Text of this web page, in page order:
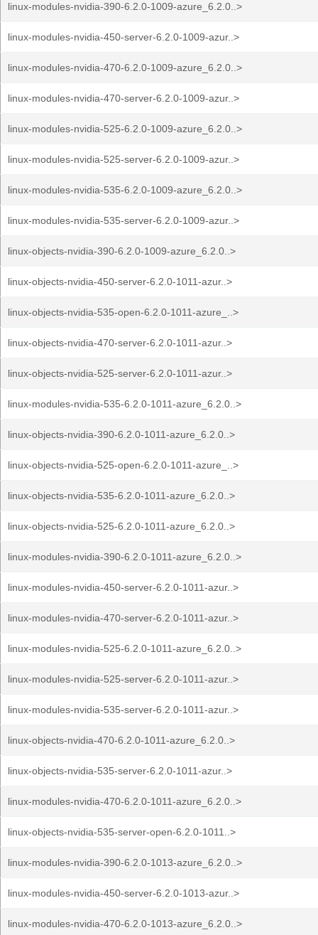
linux-modules-nvidia-390-6.2.0-1009-azure_6.2.0..>
linux-modules-nvidia-450-server-6.2.0-1009-azur..>
linux-modules-nvidia-470-6.2.0-1009-azure_6.2.0..>
linux-modules-nvidia-470-server-6.2.0-1009-azur..>
linux-modules-nvidia-525-6.2.0-1009-azure_6.2.0..>
linux-modules-nvidia-525-server-6.2.0-1009-azur..>
linux-modules-nvidia-535-6.2.0-1009-azure_6.2.0..>
linux-modules-nvidia-535-server-6.2.0-1009-azur..>
linux-objects-nvidia-390-6.2.0-1009-azure_6.2.0..>
linux-objects-nvidia-450-server-6.2.0-1011-azur..>
linux-objects-nvidia-535-open-6.2.0-1011-azure_..>
linux-objects-nvidia-470-server-6.2.0-1011-azur..>
linux-objects-nvidia-525-server-6.2.0-1011-azur..>
linux-modules-nvidia-535-6.2.0-1011-azure_6.2.0..>
linux-objects-nvidia-390-6.2.0-1011-azure_6.2.0..>
linux-objects-nvidia-525-open-6.2.0-1011-azure_..>
linux-objects-nvidia-535-6.2.0-1011-azure_6.2.0..>
linux-objects-nvidia-525-6.2.0-1011-azure_6.2.0..>
linux-modules-nvidia-390-6.2.0-1011-azure_6.2.0..>
linux-modules-nvidia-450-server-6.2.0-1011-azur..>
linux-modules-nvidia-470-server-6.2.0-1011-azur..>
linux-modules-nvidia-525-6.2.0-1011-azure_6.2.0..>
linux-modules-nvidia-525-server-6.2.0-1011-azur..>
linux-modules-nvidia-535-server-6.2.0-1011-azur..>
linux-objects-nvidia-470-6.2.0-1011-azure_6.2.0..>
linux-objects-nvidia-535-server-6.2.0-1011-azur..>
linux-modules-nvidia-470-6.2.0-1011-azure_6.2.0..>
linux-objects-nvidia-535-server-open-6.2.0-1011..>
linux-modules-nvidia-390-6.2.0-1013-azure_6.2.0..>
linux-modules-nvidia-450-server-6.2.0-1013-azur..>
linux-modules-nvidia-470-6.2.0-1013-azure_6.2.0..>